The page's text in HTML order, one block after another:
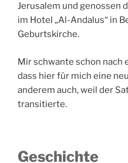
Jerusalem und genossen
im Hotel „Al-Andalus“ in
Geburtskirche.
Mir schwante schon nach
dass hier für mich eine
anderem auch, weil der
transitierte.
Geschichte